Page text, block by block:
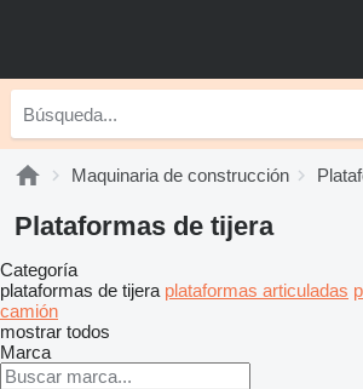
Maquinaria de construcción
Plataformas de tijera
Categoría
plataformas de tijera plataformas articuladas
camión
mostrar todos
Marca